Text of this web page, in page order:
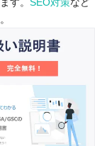
す。 SEO対策など